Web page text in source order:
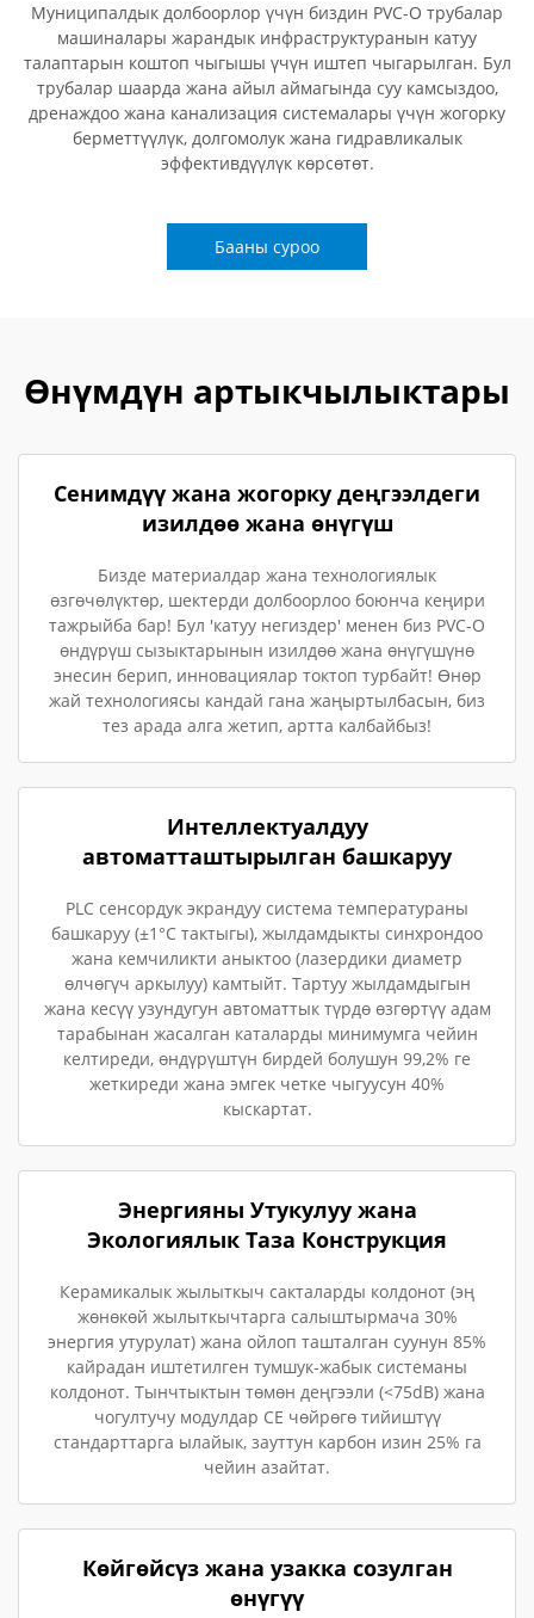
Муниципалдык долбоорлор үчүн биздин PVC-O трубалар
машиналары жарандык инфраструктуранын катуу
талаптарын коштоп чыгышы үчүн иштеп чыгарылган. Бул
трубалар шаарда жана айыл аймагында суу камсыздоо,
дренаждоо жана канализация системалары үчүн жогорку
берметтүүлүк, долгомолук жана гидравликалык
эффективдүүлүк көрсөтөт.
Бааны суроо
Өнүмдүн артыкчылыктары
Сенимдүү жана жогорку деңгээлдеги
изилдөө жана өнүгүш
Бизде материалдар жана технологиялык
өзгөчөлүктөр, шектерди долбоорлоо боюнча кеңири
тажрыйба бар! Бул 'катуу негиздер' менен биз PVC-O
өндүрүш сызыктарынын изилдөө жана өнүгүшүнө
энесин берип, инновациялар токтоп турбайт! Өнөр
жай технологиясы кандай гана жаңыртылбасын, биз
тез арада алга жетип, артта калбайбыз!
Интеллектуалдуу
автоматташтырылган башкаруу
PLC сенсордук экрандуу система температураны
башкаруу (±1°C тактыгы), жылдамдыкты синхрондоо
жана кемчиликти аныктоо (лазердики диаметр
өлчөгүч аркылуу) камтыйт. Тартуу жылдамдыгын
жана кесүү узундугун автоматтык түрдө өзгөртүү адам
тарабынан жасалган каталарды минимумга чейин
келтиреди, өндүрүштүн бирдей болушун 99,2% ге
жеткиреди жана эмгек четке чыгуусун 40%
кыскартат.
Энергияны Утукулуу жана
Экологиялык Таза Конструкция
Керамикалык жылыткыч сакталарды колдонот (эң
жөнөкөй жылыткычтарга салыштырмача 30%
энергия утурулат) жана ойлоп ташталган суунун 85%
кайрадан иштетилген тумшук-жабык системаны
колдонот. Тынчтыктын төмөн деңгээли (<75dB) жана
чогултучу модулдар CE чөйрөгө тийиштүү
стандарттарга ылайык, зауттун карбон изин 25% га
чейин азайтат.
Көйгөйсүз жана узакка созулган
өнүгүү